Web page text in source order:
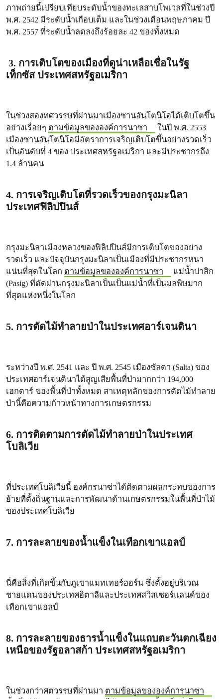
ภาพถ่ายนี้เปรียบเทียบระดับน้ำของทะเลสาบโพเวลที่ในช่วงปี
พ.ศ. 2542 มีระดับน้ำเกือบเต็ม และในช่วงเดือนพฤษภาคม ปี
พ.ศ. 2557 ที่ระดับน้ำลดลงถึงร้อยละ 42 ของทั้งหมด
3. การเติบโตของเมืองที่ดูน่าเหลือเชื่อในรัฐ
เท็กซัส ประเทศสหรัฐอเมริกา
ในช่วงสองทศวรรษที่ผ่านมาเมืองซานอันโตนิโอได้เติบโตขึ้น
อย่างเรื่อยๆ ตามข้อมูลขององค์การนาซา
ในปี พ.ศ. 2553
เมืองซานอันโตนิโอมีอัตราการเจริญเติบโตขึ้นอย่างรวดเร็ว
เป็นอันดับที่ 4 ของ ประเทศสหรัฐอเมริกา และมีประชากรถึง
1.4 ล้านคน
4. การเจริญเติบโตที่รวดเร็วของกรุงมะนิลา
ประเทศฟิลิปปินส์
กรุงมะนิลาเมืองหลวงของฟิลิปปินส์มีการเติบโตของอย่าง
รวดเร็ว และปัจจุบันกรุงมะนิลาเป็นเมืองที่มีประชากรหนา
แน่นที่สุดในโลก ตามข้อมูลขององค์การนาซา
แม่น้ำปาสิก
(Pasig) ที่ตัดผ่านกรุงมะนิลาเป็นเป็นแม่น้ำที่เป็นมลพิษมาก
ที่สุดแห่งหนึ่งในโลก
5. การตัดไม้ทำลายป่าในประเทศอาร์เจนตินา
ระหว่างปี พ.ศ. 2541 และ ปี พ.ศ. 2545 เมืองซัลตา (Salta) ของ
ประเทศอาร์เจนตินาได้สูญเสียพื้นที่ป่ามากกว่า 194,000
เฮกตาร์ ของพื้นที่ป่าทั้งหมด สาเหตุหลักของการตัดไม้ทำลาย
ป่านี้คือความก้าวหน้าทางการเกษตรกรรม
6. การติดตามการตัดไม้ทำลายป่าในประเทศ
โบลิเวีย
ที่ประเทศโบลิเวียนี้ องค์กรนาซ่าได้ติดตามผลกระทบของการ
ย้ายที่ตั้งถิ่นฐานและการพัฒนาด้านเกษตรกรรมในพื้นที่ป่าไม้
ของประเทศโบลิเวีย
7. การละลายของน้ำแข็งในเทือกเขาแอลป์
นี่คือสิ่งที่เกิดขึ้นกับภูเขาแมทเทอร์ฮอร์น ซึ่งตั้งอยู่บริเวณ
ชายแดนของประเทศอิตาลีและประเทศสวิสเซอร์แลนด์ของ
เทือกเขาแอลป์
8. การละลายของธารน้ำแข็งในแถบตะวันตกเฉียง
เหนือของรัฐอลาสก้า ประเทศสหรัฐอเมริกา
ในช่วงกว่าศตวรรษที่ผ่านมา ตามข้อมูลขององค์การนาซา